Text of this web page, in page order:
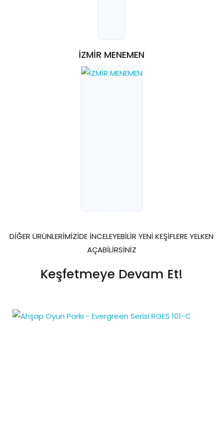
İZMİR MENEMEN
DİĞER ÜRÜNLERİMİZİDE İNCELEYEBİLİR YENİ KEŞİFLERE YELKEN
AÇABİLİRSİNİZ
Keşfetmeye Devam Et!